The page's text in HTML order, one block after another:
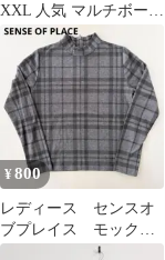
XXL 人気 マルチボーダ
ー くすみカラー 大きめ
サイズ
¥800
レディース センスオ
ブプレイス モックネ
ック 長袖 カットソ